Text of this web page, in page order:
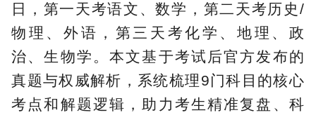
日，第一天考语文、数学，第二天考历史/
物理、外语，第三天考化学、地理、政
治、生物学。本文基于考试后官方发布的
真题与权威解析，系统梳理9门科目的核心
考点和解题逻辑，助力考生精准复盘、科